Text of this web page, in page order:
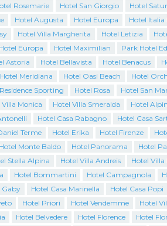
Rosemarie Hotel San Giorgio Hotel
Hotel Augusta Hotel Europa Hotel Italia
Hotel Villa Margherita Hotel Letizia
Hotel Europa Hotel Maximilian Park Hotel
Astoria Hotel Bellavista Hotel Benacus
Hotel Meridiana Hotel Oasi Beach
Hotel
Residence Sporting Hotel Rosa Hotel San
Villa Monica Hotel Villa Smeralda Hotel
Hotel Casa Rabagno Hotel Casa
Terme Hotel Erika Hotel Firenze
Hotel Monte Baldo Hotel Panorama Hotel
Stella Alpina Hotel Villa Andreis Hotel Villa
Hotel Bommartini Hotel Campagnola
Gaby Hotel Casa Marinella Hotel Casa Popi
Hotel Priori Hotel Vendemme Hotel
Hotel Belvedere Hotel Florence Hotel